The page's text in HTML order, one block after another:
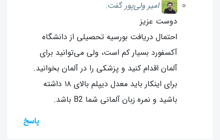
امیر ولی‌پور گفت:
دوست عزیز
احتمال دریافت بورسیه تحصیلی از دانشگاه
آکسفورد بسیار کم است، ولی می‌توانید برای
آلمان اقدام کنید و پزشکی را در آلمان بخوانید.
برای اینکار باید معدل دیپلم بالای ۱۸ داشته
باشید و نمره زبان آلمانی شما B2 باشد.
پاسخ